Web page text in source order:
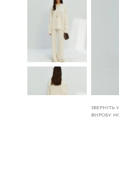
ЗВЕРНІТЬ
ВИРОБУ